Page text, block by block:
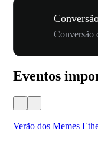
Conversão
Eventos
Verão dos Memes